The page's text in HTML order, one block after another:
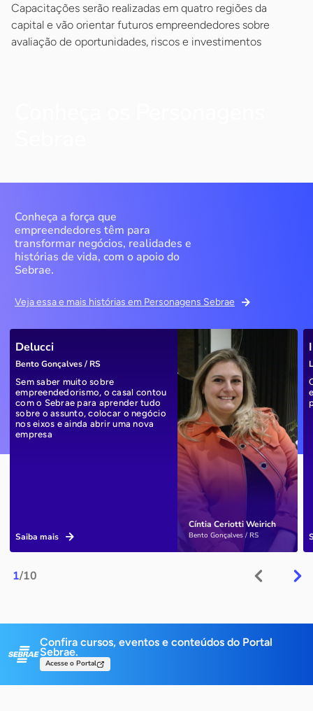
Capacitações serão realizadas em quatro regiões da
capital e vão orientar futuros empreendedores sobre
avaliação de oportunidades, riscos e investimentos
Conheça a força que
empreendedores têm para
transformar negócios, realidades e
histórias de vida, com o apoio do
Sebrae.
Veja essa e mais histórias em Personagens Sebrae
1/10
Cíntia Ceriotti Weirich
Bento Gonçalves / RS
Delucci
Bento Gonçalves / RS
Sem saber muito sobre
empreendedorismo, o casal contou
com o Sebrae para aprender tudo
sobre o assunto, colocar o negócio
nos eixos e ainda abrir uma nova
empresa
Saiba mais
Confira cursos, eventos e conteúdos do Portal
Sebrae.
Acesse o Portal